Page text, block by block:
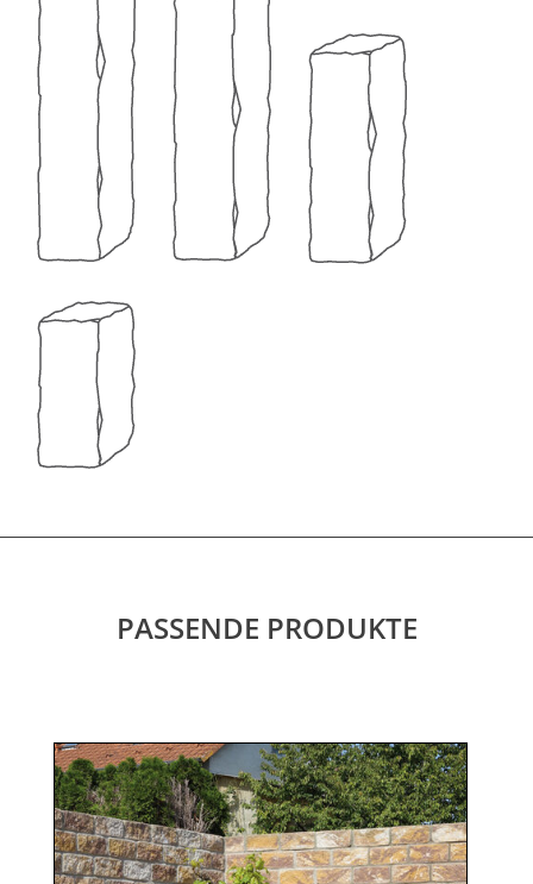
PASSENDE PRODUKTE